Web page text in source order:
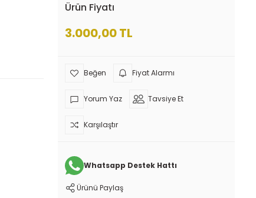
Ürün Fiyatı
3.000,00 TL
Fiyat Alarmı
Yorum Yaz Tavsiye Et
Karşılaştır
Whatsapp Destek Hattı
Ürünü Paylaş